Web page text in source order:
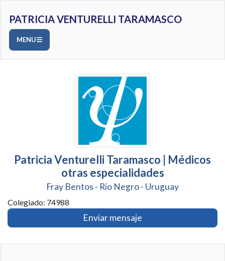
PATRICIA VENTURELLI TARAMASCO
MENU
Patricia Venturelli Taramasco | Médicos
otras especialidades
Fray Bentos - Rio Negro - Uruguay
Colegiado: 74988
Enviar mensaje